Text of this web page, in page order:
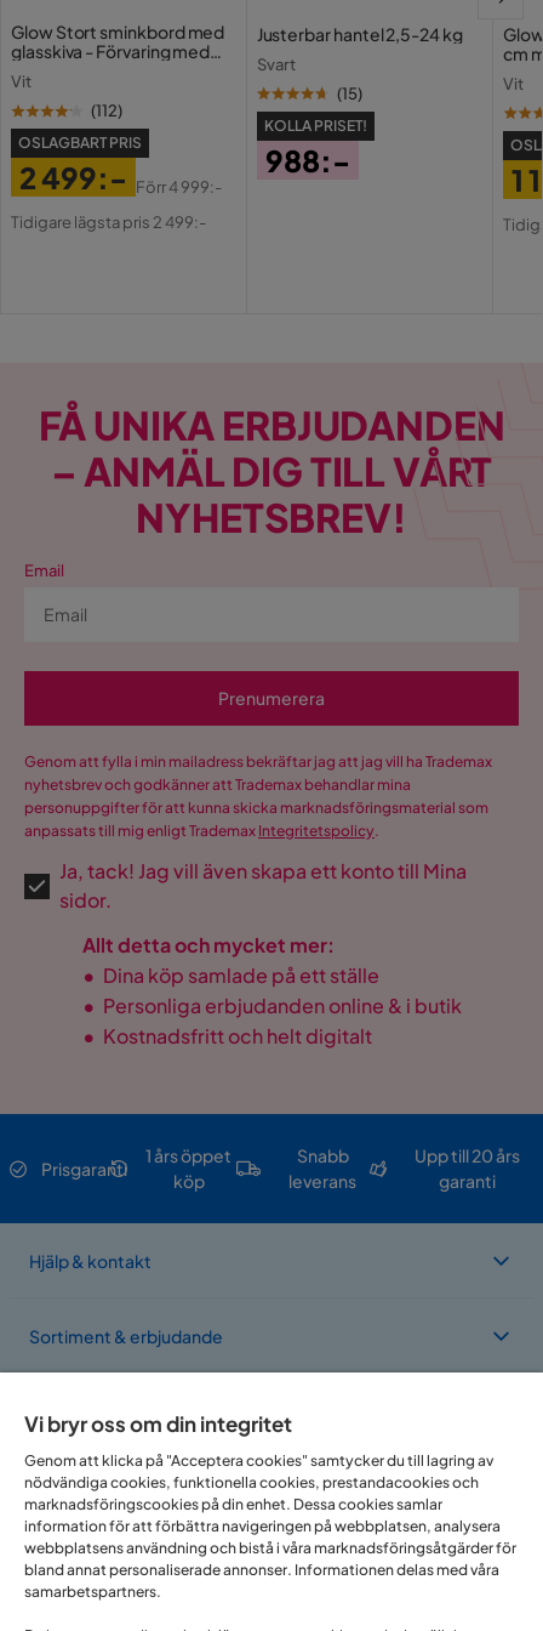
Glow Stort sminkbord med
glasskiva - Förvaring med
Vit
(112)
OSLAGBART PRIS
Pris
2 499:-
Original
Förr4 999:-
Tidigare lägsta pris 2 499:-
Justerbar hantel 2,5-24 kg
Svart
(15)
KOLLA PRISET!
988:-
cm
Vit
1
FÅ UNIKA ERBJUDANDEN
– ANMÄL DIG TILL VÅRT
NYHETSBREV!
Email
Prenumerera
Genom att fylla i min mailadress bekräftar jag att jag vill ha Trademax
nyhetsbrev och godkänner att Trademax behandlar mina
personuppgifter för att kunna skicka marknadsföringsmaterial som
anpassats till mig enligt Trademax Integritetspolicy.
Ja, tack! Jag vill även skapa ett konto till Mina
sidor.
Allt detta och mycket mer:
• Dina köp samlade på ett ställe
• Personliga erbjudanden online & i butik
• Kostnadsfritt och helt digitalt
Prisgaranti
1 års öppet
köp
Snabb
leverans
Upp till 20 års
garanti
Hjälp & kontakt
Sortiment & erbjudande
Om Trademax
Vi finns i flera länder
Vi bryr oss om din integritet
Genom att klicka på "Acceptera cookies" samtycker du till lagring av
nödvändiga cookies, funktionella cookies, prestandacookies och
marknadsföringscookies på din enhet. Dessa cookies samlar
information för att förbättra navigeringen på webbplatsen, analysera
webbplatsens användning och bistå i våra marknadsföringsåtgärder för
bland annat personaliserade annonser. Informationen delas med våra
samarbetspartners.